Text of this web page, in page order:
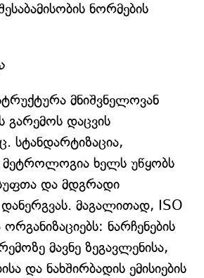
ნორმების
მნიშვნელოვან
დაცვის
სტანდარტიზაცია,
მეტროლოგია ხელს უწყობს
და მდგრადი
მაგალითად, ISO
ნარჩენების
მავნე ზეგავლენისა,
და ნახშირბადის ემისიების